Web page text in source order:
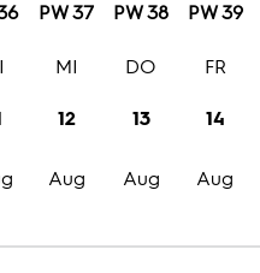
PW 37 PW 38 PW 39
12
Aug
MI
13
Aug
DO
14
Aug
FR